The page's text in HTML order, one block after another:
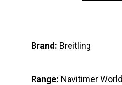
Brand: Breitling
Range: Navitimer World